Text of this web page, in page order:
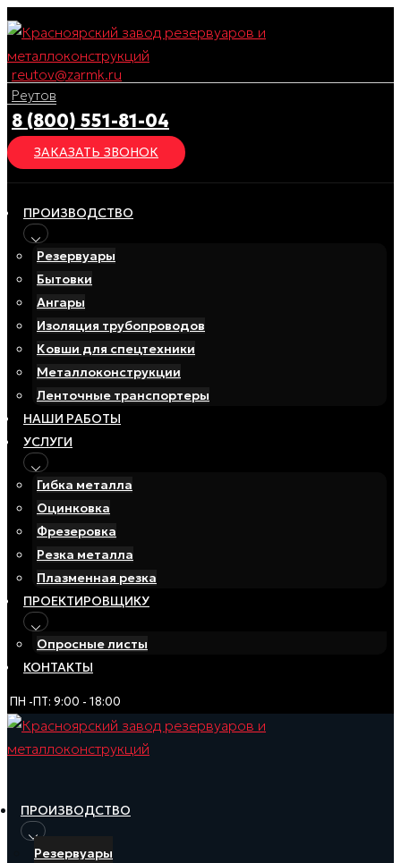
Перейти
содержимому
reutov@zarmk.ru
Реутов
8 (800) 551-81-04
ЗАКАЗАТЬ ЗВОНОК
ПРОИЗВОДСТВО
Резервуары
Бытовки
Ангары
Изоляция трубопроводов
Ковши для спецтехники
Металлоконструкции
Ленточные транспортеры
НАШИ РАБОТЫ
УСЛУГИ
Гибка металла
Оцинковка
Фрезеровка
Резка металла
Плазменная резка
ПРОЕКТИРОВЩИКУ
Опросные листы
КОНТАКТЫ
ПН -ПТ: 9:00 - 18:00
ПРОИЗВОДСТВО
Резервуары